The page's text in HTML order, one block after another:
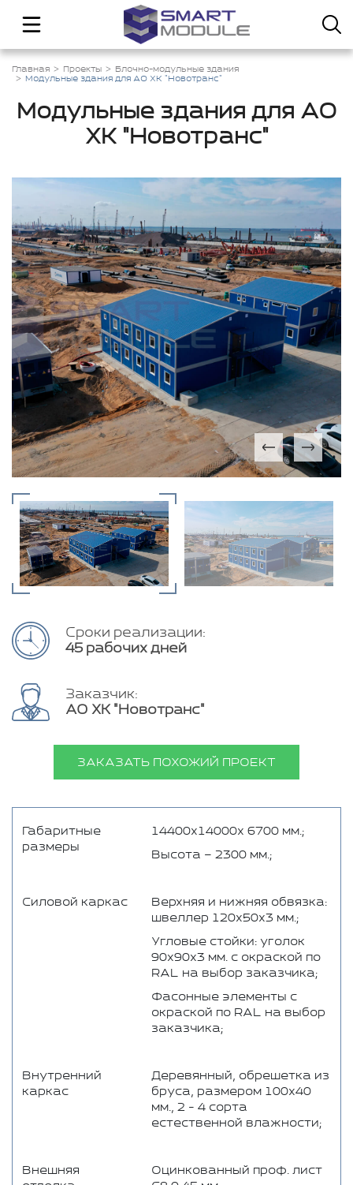
Главная Проекты
Блочно-модульные здания
Модульные здания для АО ХК "Новотранс"
Модульные здания для АО
ХК "Новотранс"
Сроки реализации:
45 рабочих дней
Заказчик:
АО ХК "Новотранс"
ЗАКАЗАТЬ ПОХОЖИЙ ПРОЕКТ
Габаритные
размеры
14400х14000х 6700 мм.;
Высота – 2300 мм.;
Силовой каркас
Верхняя и нижняя обвязка:
швеллер 120х50х3 мм.;
Угловые стойки: уголок
90х90х3 мм. с окраской по
RAL на выбор заказчика;
Фасонные элементы с
окраской по RAL на выбор
заказчика;
Внутренний
каркас
Деревянный, обрешетка из
бруса, размером 100x40
мм., 2 - 4 сорта
естественной влажности;
Внешняя
Оцинкованный проф. лист